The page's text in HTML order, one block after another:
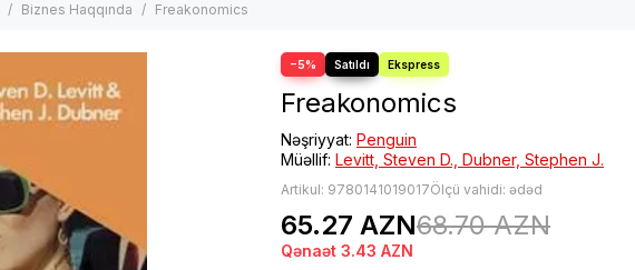
Biznes Haqqında Freakonomics
−5%
Freakonomics
Nəşriyyat: Penguin
Müəllif: Levitt, Steven D., Dubner, Stephen J.
Artikul: 9780141019017Ölçü vahidi: ədəd
65.27 AZN68.70 AZN
Qənaət 3.43 AZN